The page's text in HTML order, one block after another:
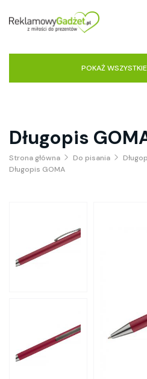
POKAŻ
Długopis
Strona główna Do pisania
Długopis GOMA